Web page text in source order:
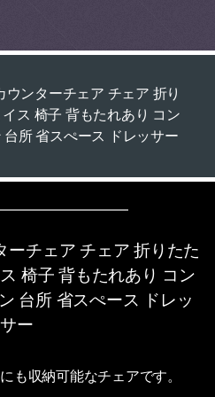
ウンターチェア チェア 折り
ス 椅子 背もたれあり コン
所 省スぺース ドレッサー
ーチェア チェア 折りたた
椅子 背もたれあり コン
台所 省スぺース ドレッ
サー
も収納可能なチェアです。